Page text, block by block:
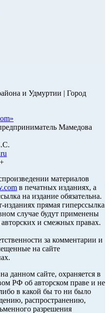
и Удмуртии | Город
»
Мамедова
материалов
в печатных изданиях, а
на издание обязательна.
прямая гиперссылка
случае будут применены
и смежных правах.
за комментарии и
на сайте
данном сайте, охраняется в
РФ об авторском праве и не
в какой бы то ни было
распространению,
разрешения